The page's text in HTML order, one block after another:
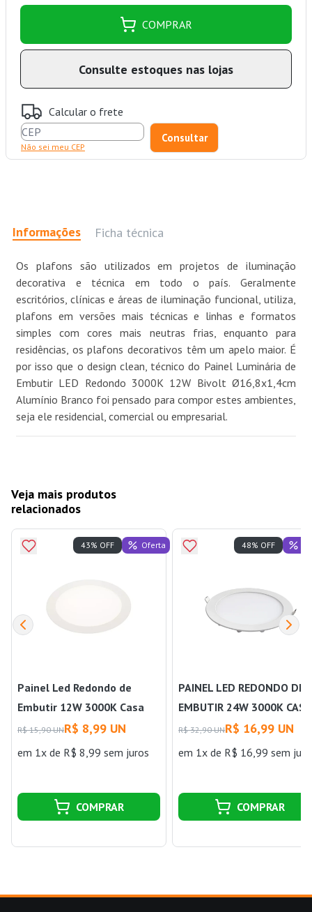
COMPRAR
Consulte estoques nas lojas
Calcular o frete
Não sei meu CEP
Informações Ficha técnica
Os plafons são utilizados em projetos de iluminação
decorativa e técnica em todo o país. Geralmente
escritórios, clínicas e áreas de iluminação funcional, utiliza,
plafons em versões mais técnicas e linhas e formatos
simples com cores mais neutras frias, enquanto para
residências, os plafons decorativos têm um apelo maior. É
por isso que o design clean, técnico do Painel Luminária de
Embutir LED Redondo 3000K 12W Bivolt Ø16,8x1,4cm
Alumínio Branco foi pensado para compor estes ambientes,
seja ele residencial, comercial ou empresarial.
Veja mais produtos
relacionados
Painel Led Redondo de
Embutir 12W 3000K Casa
OK
R$ 15,90 UNR$ 8,99 UN
em 1x de R$ 8,99 sem juros
43% OFF Oferta
COMPRAR
PAINEL LED REDONDO DE
EMBUTIR 24W 3000K CASA
OK
R$ 32,90 UNR$ 16,99 UN
em 1x de R$ 16,99 sem
48% OFF
COMPRAR